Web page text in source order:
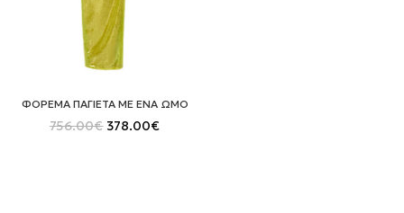
ΦΟΡΕΜΑ ΠΑΓΙΕΤΑ ΜΕ ΕΝΑ ΩΜΟ
756.00€ Original
price
378.00€
τρέχουσα